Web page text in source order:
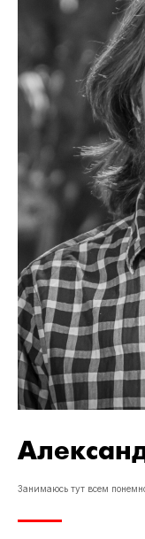
Занимаюсь тут всем